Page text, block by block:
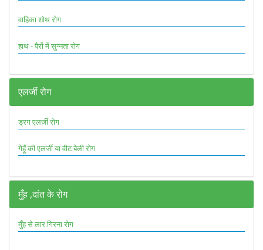
वाहिका शोथ रोग
हाथ - पैरों में सुन्नता रोग
एलर्जी रोग
ड्रग एलर्जी रोग
गेहूँ की एलर्जी या वीट बेली रोग
मुँह ,दांत के रोग
मुँह से लार गिरना रोग